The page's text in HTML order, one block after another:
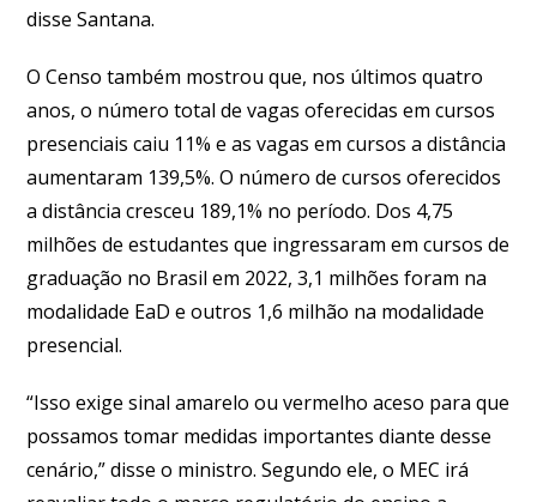
disse Santana.
O Censo também mostrou que, nos últimos quatro
anos, o número total de vagas oferecidas em cursos
presenciais caiu 11% e as vagas em cursos a distância
aumentaram 139,5%. O número de cursos oferecidos
a distância cresceu 189,1% no período. Dos 4,75
milhões de estudantes que ingressaram em cursos de
graduação no Brasil em 2022, 3,1 milhões foram na
modalidade EaD e outros 1,6 milhão na modalidade
presencial.
“Isso exige sinal amarelo ou vermelho aceso para que
possamos tomar medidas importantes diante desse
cenário,” disse o ministro. Segundo ele, o MEC irá